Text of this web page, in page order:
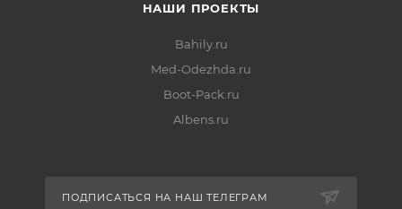
НАШИ ПРОЕКТЫ
Bahily.ru
Med-Odezhda.ru
Boot-Pack.ru
Albens.ru
ПОДПИСАТЬСЯ НА НАШ ТЕЛЕГРАМ